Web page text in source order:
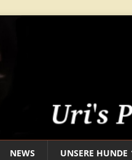
NEWS UNSERE HUNDE